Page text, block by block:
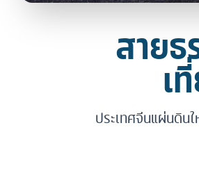
สาย
เ
ประเทศจีนแผ่นดิน